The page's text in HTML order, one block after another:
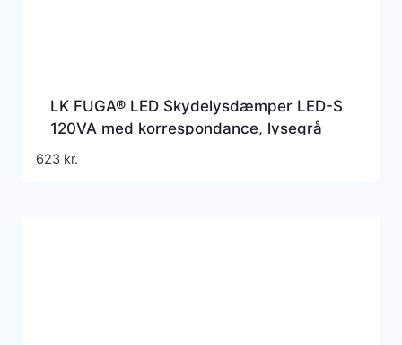
LK FUGA® LED Skydelysdæmper LED-S
120VA med korrespondance, lysegrå
623 kr.